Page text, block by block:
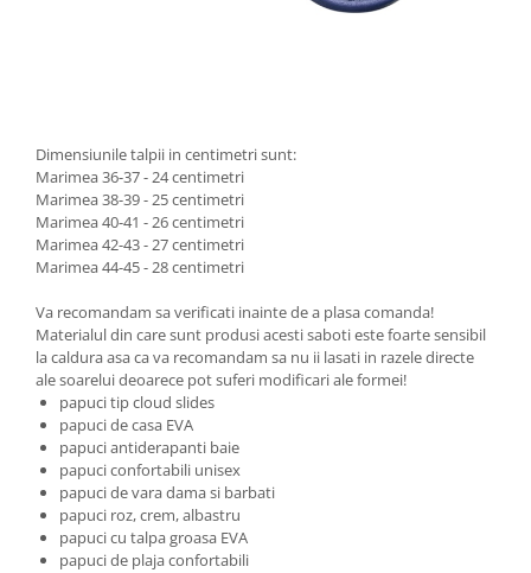
Dimensiunile talpii in centimetri sunt:
Marimea 36-37 - 24 centimetri
Marimea 38-39 - 25 centimetri
Marimea 40-41 - 26 centimetri
Marimea 42-43 - 27 centimetri
Marimea 44-45 - 28 centimetri
Va recomandam sa verificati inainte de a plasa comanda!
Materialul din care sunt produsi acesti saboti este foarte sensibil
la caldura asa ca va recomandam sa nu ii lasati in razele directe
ale soarelui deoarece pot suferi modificari ale formei!
papuci tip cloud slides
papuci de casa EVA
papuci antiderapanti baie
papuci confortabili unisex
papuci de vara dama si barbati
papuci roz, crem, albastru
papuci cu talpa groasa EVA
papuci de plaja confortabili